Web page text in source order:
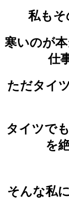
私もそ
寒いのが
仕
ただタイ
タイツで
を
そんな私